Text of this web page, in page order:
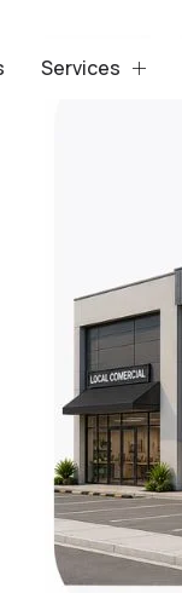
Services